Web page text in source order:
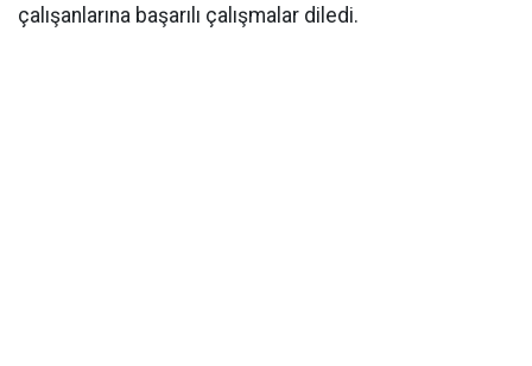
çalışanlarına başarılı çalışmalar diledi.